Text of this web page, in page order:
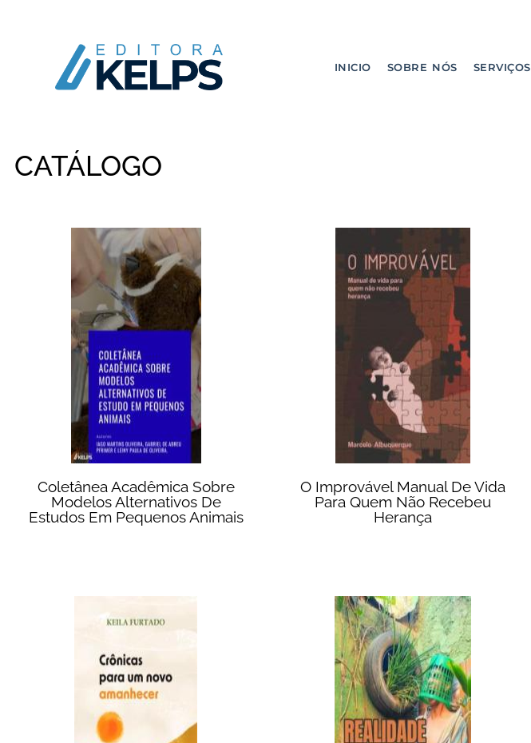
INICIO SOBRE NÓS SERVIÇOS
CATÁLOGO
Coletânea Acadêmica Sobre
Modelos Alternativos De
Estudos Em Pequenos Animais
O Improvável Manual De Vida
Para Quem Não Recebeu
Herança